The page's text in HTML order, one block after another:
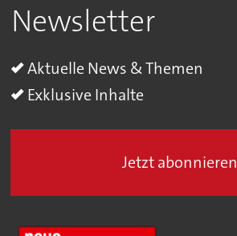
Newsletter
Aktuelle News & Themen
Exklusive Inhalte
Jetzt abonnieren